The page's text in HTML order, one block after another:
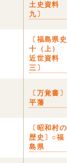
土史資料
九〕
〔福島県史
十（上）
近世資料
三〕
〔万覚書〕
平藩
〔昭和村の
歴史〕○福
島県